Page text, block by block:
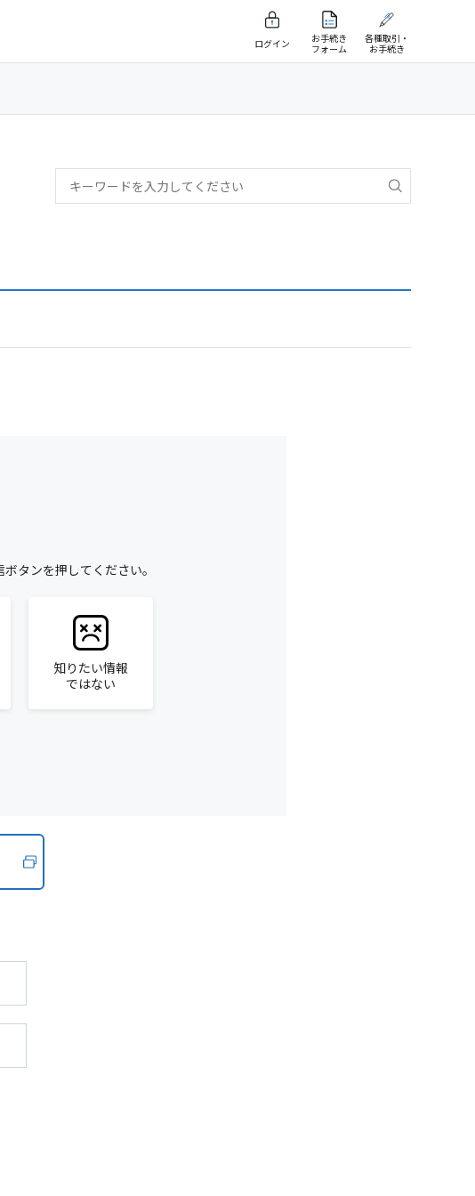
ログイン
お手続き
フォーム
各種取引・
お手続き
タンを押してください。
知りたい情報
ではない